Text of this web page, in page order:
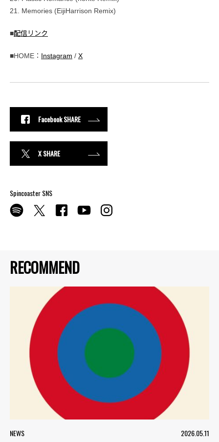
RECOMMEND
NEWS 2026.05.11
21. Memories (EijiHarrison Remix)
■配信リンク
■HOME： Instagram / X
Facebook SHARE
X SHARE
Spincoaster SNS